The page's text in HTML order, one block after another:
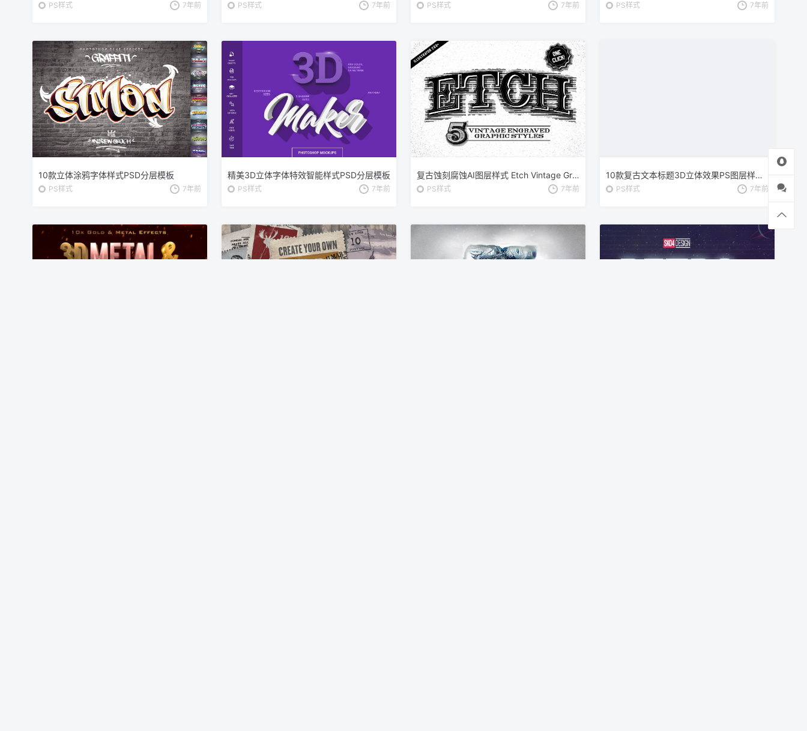
PS样式 7年前 PS样式 7年前 PS样式 7年前 PS样式 7年前
10款立体涂鸦字体样式PSD分层模板
PS样式 7年前
精美3D立体字体特效智能样式PSD分层模板
PS样式 7年前
复古蚀刻腐蚀AI图层样式 Etch Vintage Graphic Styles
PS样式 7年前
10款复古文本标题3D立体效果PS图层样式 Retro Text Effects V01
PS样式 7年前